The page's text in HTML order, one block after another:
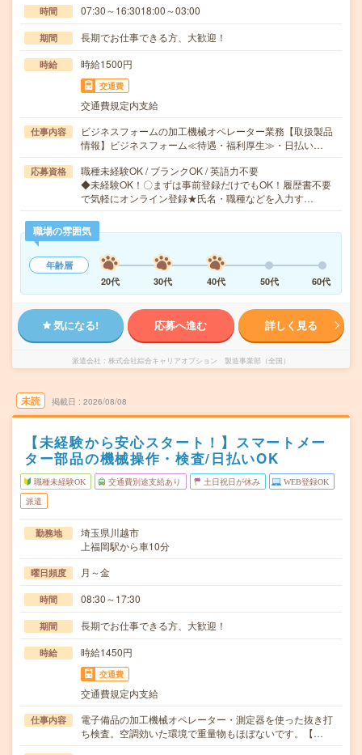
時間 07:30～16:3018:00～03:00
期間 長期でお仕事できる方、大歓迎！
時給 時給1500円
交通費
交通費規定内支給
仕事内容
ビジネスフォームの加工機械オペレーター業務【取扱製品
情報】ビジネスフォーム≪待遇・福利厚生≫・日払い…
応募資格
職種未経験OK / ブランクOK / 英語力不要
◆未経験OK！〇まずは事前登録だけでもOK！履歴書不要
で気軽にオンライン登録★氏名・職種などを入力す…
職場の雰囲気
年齢層
20代
30代 40代 50代 60代
気になる! 応募へ進む 詳しく見る
派遣会社 株式会社綜合キャリアオプション 製造事業部（全国）
未読 掲載日 2026/08/08
【未経験から安心スタート！】スマートメー
ター部品の機械操作・検査/日払いOK
職種未経験OK 交通費別途支給あり 土日祝日が休み WEB登録OK
派遣
勤務地
埼玉県川越市
上福岡駅から車10分
曜日頻度 月～金
時間 08:30～17:30
期間 長期でお仕事できる方、大歓迎！
時給 時給1450円
交通費
交通費規定内支給
仕事内容
電子備品の加工機械オペレーター・測定器を使った抜き打
ち検査。空調効いた環境で重量物もほぼないです。【…